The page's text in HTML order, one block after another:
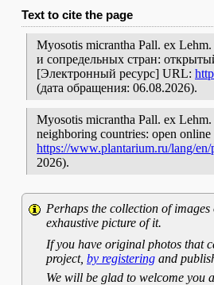
Text to cite the page
Myosotis micrantha Pall. ex
и сопредельных стран:
[Электронный ресурс] URL:
(дата обращения: 06.08.2026).
Myosotis micrantha Pall. ex
neighboring countries: open
https://www.plantarium.ru/lang/
2026).
Perhaps the collection of
exhaustive picture of it.
If you have original photos that
project, by registering and
We will be glad to welcome